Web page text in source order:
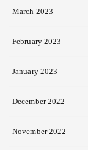
March 2023
February 2023
January 2023
December 2022
November 2022